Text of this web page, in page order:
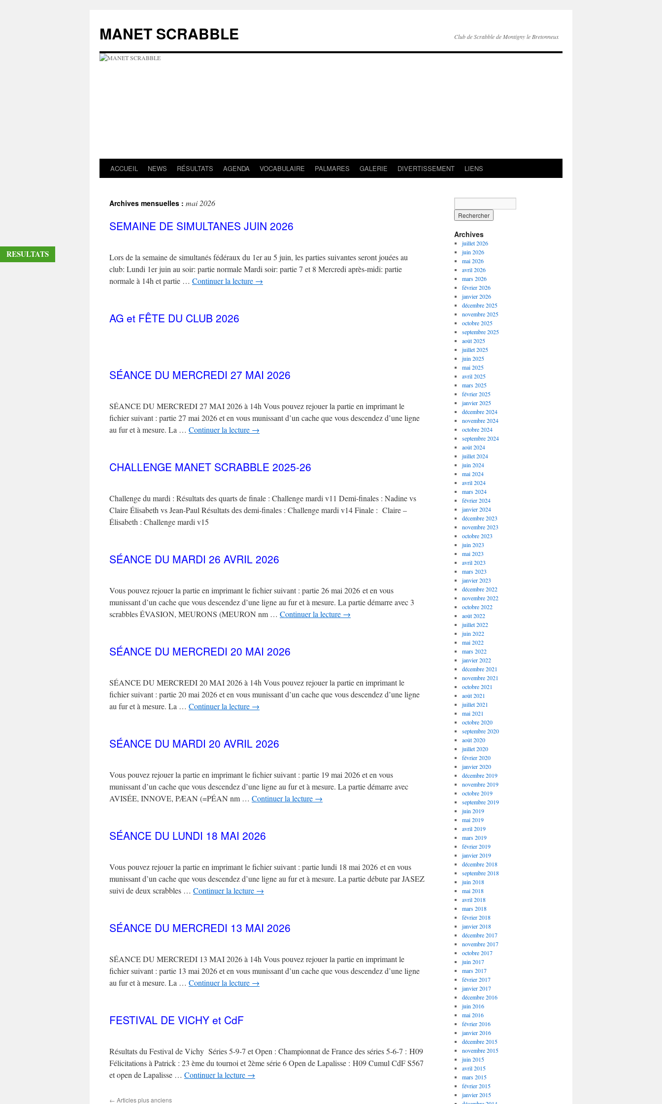
MANET SCRABBLE Club de Scrabble de Montigny le Bretonneux
Aller
contenu
ACCUEIL NEWS RÉSULTATS AGENDA VOCABULAIRE PALMARES GALERIE DIVERTISSEMENT LIENS
Archives mensuelles : mai 2026
SEMAINE DE SIMULTANES JUIN 2026
Lors de la semaine de simultanés fédéraux du 1er au 5 juin, les parties suivantes seront jouées au
club: Lundi 1er juin au soir: partie normale Mardi soir: partie 7 et 8 Mercredi après-midi: partie
normale à 14h et partie … Continuer la lecture →
AG et FÊTE DU CLUB 2026
SÉANCE DU MERCREDI 27 MAI 2026
SÉANCE DU MERCREDI 27 MAI 2026 à 14h Vous pouvez rejouer la partie en imprimant le
fichier suivant : partie 27 mai 2026 et en vous munissant d’un cache que vous descendez d’une ligne
au fur et à mesure. La … Continuer la lecture →
CHALLENGE MANET SCRABBLE 2025-26
Challenge du mardi : Résultats des quarts de finale : Challenge mardi v11 Demi-finales : Nadine vs
Claire Élisabeth vs Jean-Paul Résultats des demi-finales : Challenge mardi v14 Finale : Claire –
Élisabeth : Challenge mardi v15
SÉANCE DU MARDI 26 AVRIL 2026
Vous pouvez rejouer la partie en imprimant le fichier suivant : partie 26 mai 2026 et en vous
munissant d’un cache que vous descendez d’une ligne au fur et à mesure. La partie démarre avec 3
scrabbles ÉVASION, MEURONS (MEURON nm … Continuer la lecture →
SÉANCE DU MERCREDI 20 MAI 2026
SÉANCE DU MERCREDI 20 MAI 2026 à 14h Vous pouvez rejouer la partie en imprimant le
fichier suivant : partie 20 mai 2026 et en vous munissant d’un cache que vous descendez d’une ligne
au fur et à mesure. La … Continuer la lecture →
SÉANCE DU MARDI 20 AVRIL 2026
Vous pouvez rejouer la partie en imprimant le fichier suivant : partie 19 mai 2026 et en vous
munissant d’un cache que vous descendez d’une ligne au fur et à mesure. La partie démarre avec
AVISÉE, INNOVE, PÆAN (=PÉAN nm … Continuer la lecture →
SÉANCE DU LUNDI 18 MAI 2026
Vous pouvez rejouer la partie en imprimant le fichier suivant : partie lundi 18 mai 2026 et en vous
munissant d’un cache que vous descendez d’une ligne au fur et à mesure. La partie débute par JASEZ
suivi de deux scrabbles … Continuer la lecture →
SÉANCE DU MERCREDI 13 MAI 2026
SÉANCE DU MERCREDI 13 MAI 2026 à 14h Vous pouvez rejouer la partie en imprimant le
fichier suivant : partie 13 mai 2026 et en vous munissant d’un cache que vous descendez d’une ligne
au fur et à mesure. La … Continuer la lecture →
FESTIVAL DE VICHY et CdF
Résultats du Festival de Vichy Séries 5-9-7 et Open : Championnat de France des séries 5-6-7 : H09
Félicitations à Patrick : 23 ème du tournoi et 2ème série 6 Open de Lapalisse : H09 Cumul CdF S567
et open de Lapalisse … Continuer la lecture →
← Articles plus anciens
Archives
juillet 2026
juin 2026
mai 2026
avril 2026
mars 2026
février 2026
janvier 2026
décembre 2025
novembre 2025
octobre 2025
septembre 2025
août 2025
juillet 2025
juin 2025
mai 2025
avril 2025
mars 2025
février 2025
janvier 2025
décembre 2024
novembre 2024
octobre 2024
septembre 2024
août 2024
juillet 2024
juin 2024
mai 2024
avril 2024
mars 2024
février 2024
janvier 2024
décembre 2023
novembre 2023
octobre 2023
juin 2023
mai 2023
avril 2023
mars 2023
janvier 2023
décembre 2022
novembre 2022
octobre 2022
août 2022
juillet 2022
juin 2022
mai 2022
mars 2022
janvier 2022
décembre 2021
novembre 2021
octobre 2021
août 2021
juillet 2021
mai 2021
octobre 2020
septembre 2020
août 2020
juillet 2020
février 2020
janvier 2020
décembre 2019
novembre 2019
octobre 2019
septembre 2019
juin 2019
mai 2019
avril 2019
mars 2019
février 2019
janvier 2019
décembre 2018
septembre 2018
juin 2018
mai 2018
avril 2018
mars 2018
février 2018
janvier 2018
décembre 2017
novembre 2017
octobre 2017
juin 2017
mars 2017
février 2017
janvier 2017
décembre 2016
juin 2016
mai 2016
février 2016
janvier 2016
décembre 2015
novembre 2015
juin 2015
avril 2015
mars 2015
février 2015
janvier 2015
RESULTATS